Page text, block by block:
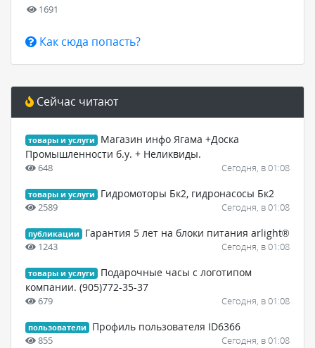
1691
Как сюда попасть?
Сейчас читают
товары и услуги
Магазин инфо Ягама +Доска
Промышленности б.у. + Неликвиды.
648 Сегодня, в 01:08
товары и услуги Гидромоторы Бк2, гидронасосы Бк2
2589 Сегодня, в 01:08
публикации Гарантия 5 лет на блоки питания arlight®
1243 Сегодня, в 01:08
товары и услуги
Подарочные часы с логотипом
компании. (905)772-35-37
679 Сегодня, в 01:08
пользователи Профиль пользователя ID6366
855 Сегодня, в 01:08